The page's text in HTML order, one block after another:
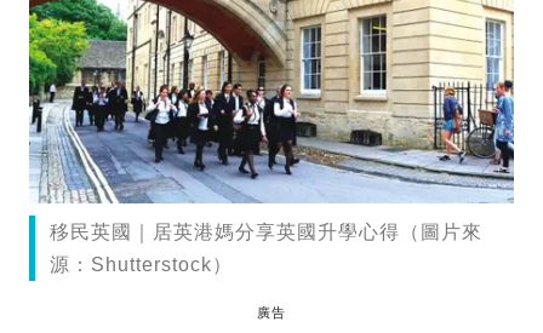
移民英國｜居英港媽分享英國升學心得（圖片來
源：Shutterstock）
廣告